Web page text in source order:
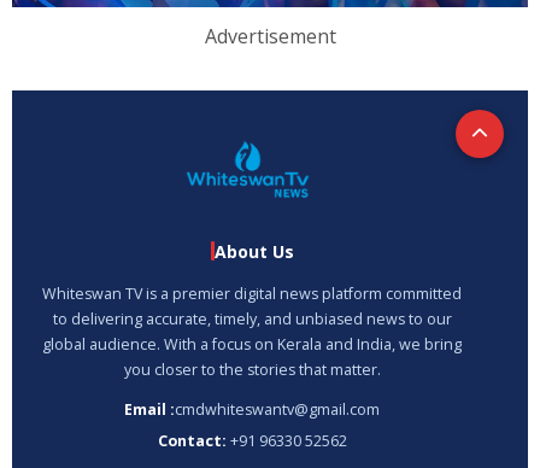
Advertisement
About Us
Whiteswan TV is a premier digital news platform committed
to delivering accurate, timely, and unbiased news to our
global audience. With a focus on Kerala and India, we bring
you closer to the stories that matter.
Email :cmdwhiteswantv@gmail.com
Contact: +91 96330 52562